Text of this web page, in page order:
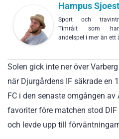
Hampus
Sport och
Timråit som
andelspel i mer än ett
Solen gick inte ner över
när Djurgårdens IF säkrade en
FC i den senaste omgången
favoriter före matchen stod
och levde upp till